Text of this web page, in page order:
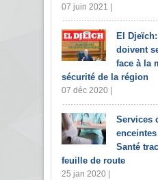
07 juin 2021 |
El
doivent
face à la
sécurité de la région
07 déc 2020 |
Services
Santé
feuille de route
25 jan 2020 |